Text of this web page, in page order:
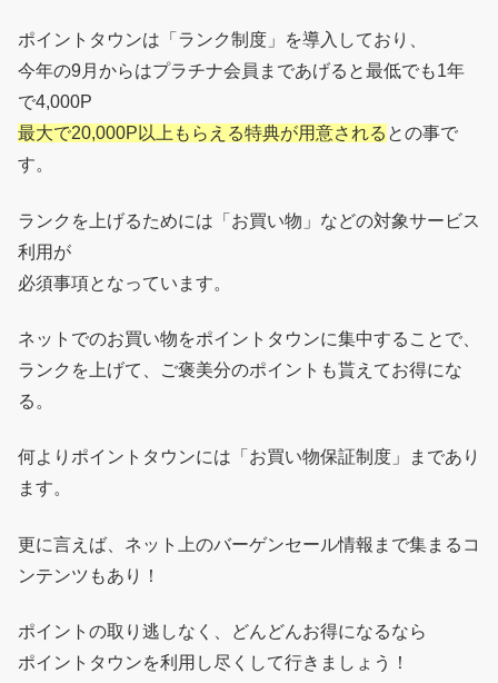
ポイントタウンは「ランク制度」を導入しており、
今年の9月からはプラチナ会員まであげると最低でも1年
で4,000P
最大で20,000P以上もらえる特典が用意される との事で
す。
ランクを上げるためには「お買い物」などの対象サービス
利用が
必須事項となっています。
ネットでのお買い物をポイントタウンに集中することで、
ランクを上げて、ご褒美分のポイントも貰えてお得にな
る。
何よりポイントタウンには「お買い物保証制度」まであり
ます。
更に言えば、ネット上のバーゲンセール情報まで集まるコ
ンテンツもあり！
ポイントの取り逃しなく、どんどんお得になるなら
ポイントタウンを利用し尽くして行きましょう！